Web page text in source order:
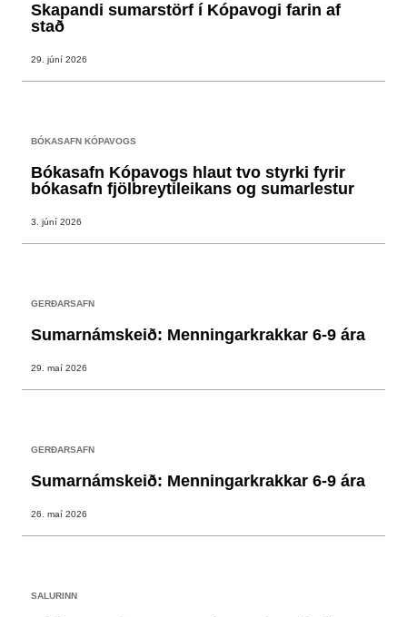
Skapandi sumarstörf í Kópavogi farin af
stað
29. júní 2026
BÓKASAFN KÓPAVOGS
Bókasafn Kópavogs hlaut tvo styrki fyrir
bókasafn fjölbreytileikans og sumarlestur
3. júní 2026
GERÐARSAFN
Sumarnámskeið: Menningarkrakkar 6-9 ára
29. maí 2026
GERÐARSAFN
Sumarnámskeið: Menningarkrakkar 6-9 ára
26. maí 2026
SALURINN